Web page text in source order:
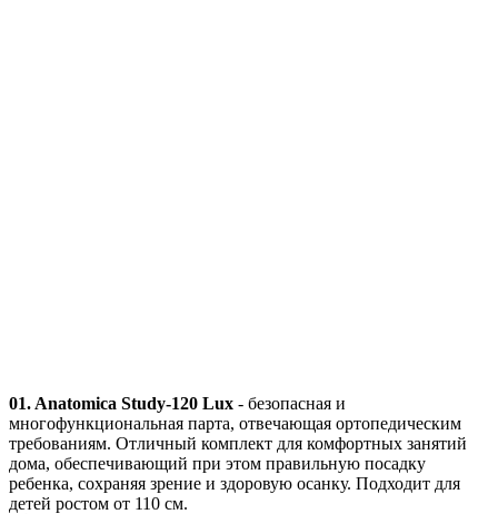
01. Anatomica Study-120 Lux - безопасная и
многофункциональная парта, отвечающая ортопедическим
требованиям. Отличный комплект для комфортных занятий
дома, обеспечивающий при этом правильную посадку
ребенка, сохраняя зрение и здоровую осанку. Подходит для
детей ростом от 110 см.